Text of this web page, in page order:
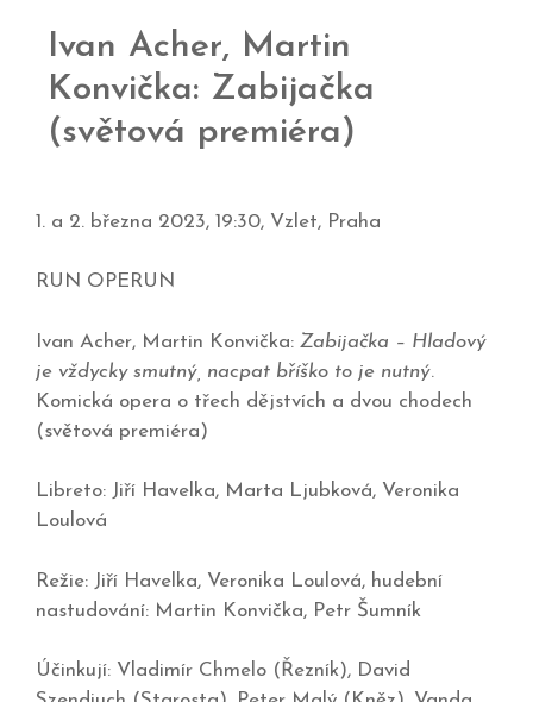
Ivan Acher, Martin
Konvička: Zabijačka
(světová premiéra)
1. a 2. března 2023, 19:30, Vzlet, Praha
RUN OPERUN
Ivan Acher, Martin Konvička: Zabijačka – Hladový
je vždycky smutný, nacpat bříško to je nutný.
Komická opera o třech dějstvích a dvou chodech
(světová premiéra)
Libreto: Jiří Havelka, Marta Ljubková, Veronika
Loulová
Režie: Jiří Havelka, Veronika Loulová, hudební
nastudování: Martin Konvička, Petr Šumník
Účinkují: Vladimír Chmelo (Řezník), David